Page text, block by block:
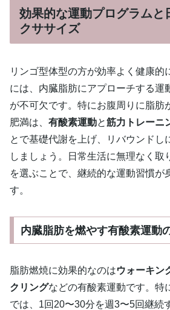
効果的な運動プログラムと
クササイズ
リンゴ型体型の方が効率よく健康的
には、内臓脂肪にアプローチする運
が不可欠です。特にお腹周りに脂肪
肥満は、 有酸素運動と筋力トレーニ
とで基礎代謝を上げ、リバウンドし
しましょう。日常生活に無理なく取
を選ぶことで、継続的な運動習慣が
す。
内臓脂肪を燃やす有酸素運動
脂肪燃焼に効果的なのはウォーキン
クリングなどの有酸素運動です。特
では、1回20〜30分を週3〜5回継続